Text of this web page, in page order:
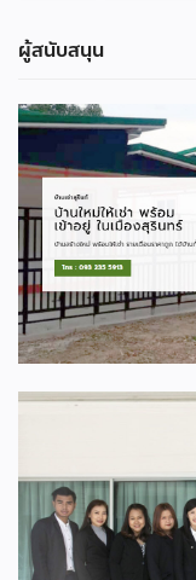
ผู้สนับสนุน